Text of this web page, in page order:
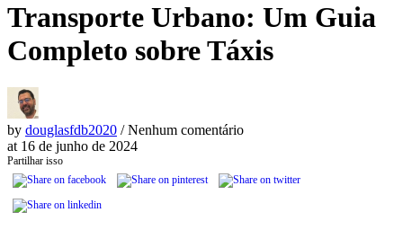
Transporte Urbano: Um Guia
Completo sobre Táxis
by douglasfdb2020 / Nenhum comentário
at 16 de junho de 2024
Partilhar isso